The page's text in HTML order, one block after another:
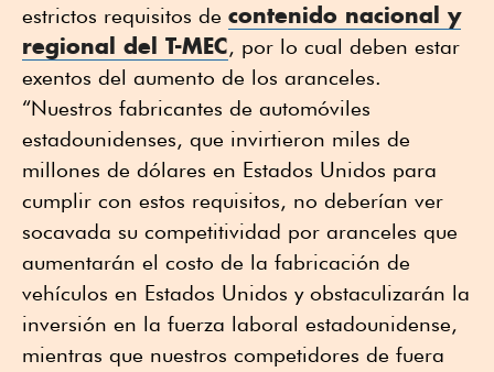
estrictos requisitos de contenido nacional y
regional del T-MEC, por lo cual deben estar
exentos del aumento de los aranceles.
“Nuestros fabricantes de automóviles
estadounidenses, que invirtieron miles de
millones de dólares en Estados Unidos para
cumplir con estos requisitos, no deberían ver
socavada su competitividad por aranceles que
aumentarán el costo de la fabricación de
vehículos en Estados Unidos y obstaculizarán la
inversión en la fuerza laboral estadounidense,
mientras que nuestros competidores de fuera